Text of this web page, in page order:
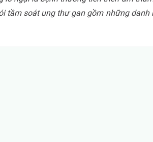
tầm soát ung thư gan gồm những danh